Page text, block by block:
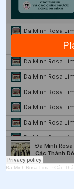
50 .Ngày 17/4
51 .Ngày 17/4
Ngày 14/4
53
Ngày 14/4
đạo
54
55 .Ngày 05/4 -
56.Ngày 02/4
57. Ngày 01/4
Đa Minh Rosa Lima · Các